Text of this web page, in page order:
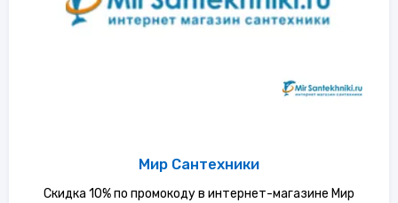
Мир Сантехники
Скидка 10% по промокоду в интернет-магазине Мир